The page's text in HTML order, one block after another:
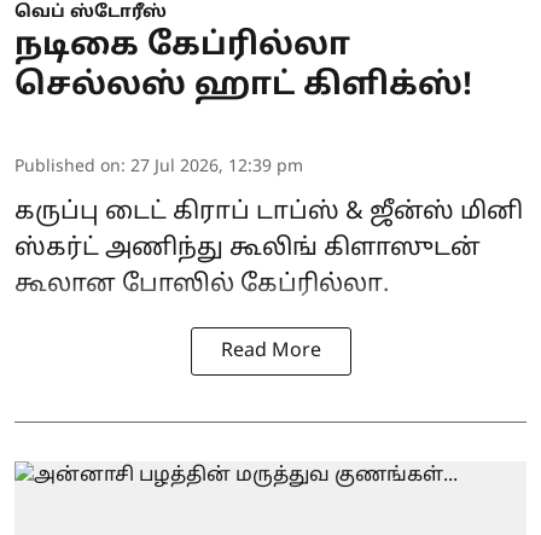
வெப் ஸ்டோரீஸ்
நடிகை கேப்ரில்லா
செல்லஸ் ஹாட் கிளிக்ஸ்!
Published on: 27 Jul 2026, 12:39 pm
கருப்பு டைட் கிராப் டாப்ஸ் & ஜீன்ஸ் மினி
ஸ்கர்ட் அணிந்து கூலிங் கிளாஸுடன்
கூலான போஸில் கேப்ரில்லா.
Read More